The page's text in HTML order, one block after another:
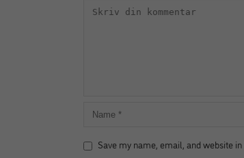
Save my name, email, and website